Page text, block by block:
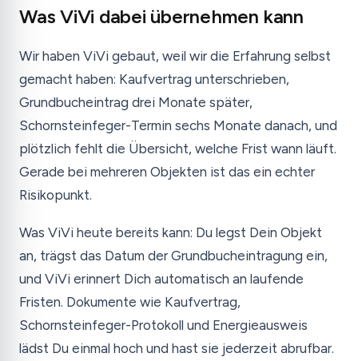
Was ViVi dabei übernehmen kann
Wir haben ViVi gebaut, weil wir die Erfahrung selbst
gemacht haben: Kaufvertrag unterschrieben,
Grundbucheintrag drei Monate später,
Schornsteinfeger-Termin sechs Monate danach, und
plötzlich fehlt die Übersicht, welche Frist wann läuft.
Gerade bei mehreren Objekten ist das ein echter
Risikopunkt.
Was ViVi heute bereits kann: Du legst Dein Objekt
an, trägst das Datum der Grundbucheintragung ein,
und ViVi erinnert Dich automatisch an laufende
Fristen. Dokumente wie Kaufvertrag,
Schornsteinfeger-Protokoll und Energieausweis
lädst Du einmal hoch und hast sie jederzeit abrufbar.